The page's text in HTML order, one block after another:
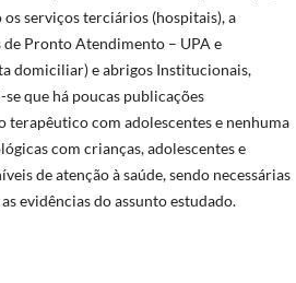
os serviços terciários (hospitais), a
de Pronto Atendimento – UPA e
domiciliar) e abrigos Institucionais,
que há poucas publicações
com adolescentes e nenhuma
com crianças, adolescentes e
de atenção à saúde, sendo necessárias
evidências do assunto estudado.